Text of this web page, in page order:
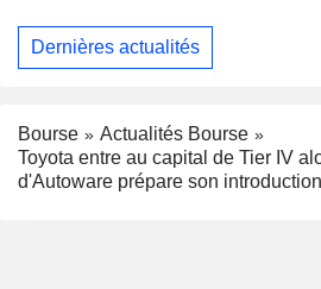
Dernières actualités
Bourse
Actualités Bourse
Toyota entre au capital de Tier IV
d'Autoware prépare son